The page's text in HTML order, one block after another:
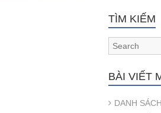
TÌM KIẾM
BÀI VIẾT
DANH